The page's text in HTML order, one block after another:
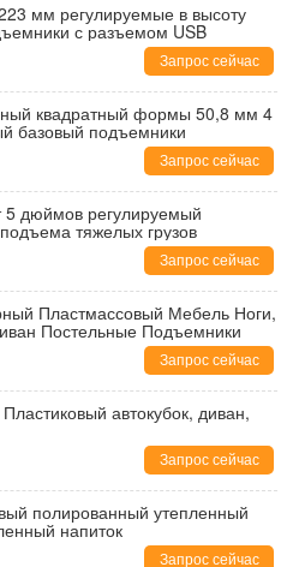
мм регулируемые в высоту
с разъемом USB
Запрос сейчас
квадратный формы 50,8 мм 4
базовый подъемники
Запрос сейчас
5 дюймов регулируемый
тяжелых грузов
Запрос сейчас
Пластмассовый Мебель Ноги,
Постельные Подъемники
Запрос сейчас
автокубок, диван,
Запрос сейчас
полированный утепленный
напиток
Запрос сейчас